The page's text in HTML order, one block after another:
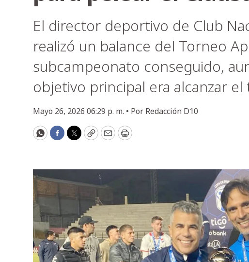
El director deportivo de Club
realizó un balance del Torneo
subcampeonato conseguido,
objetivo principal era alcanzar el
Mayo 26, 2026 06:29 p. m. • Por Redacción D10
WhatsApp
Facebook
Twitter
CopyEmailPrint